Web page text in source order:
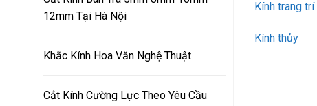
Kính trang
Kính thủy
12mm Tại Hà Nội
Khắc Kính Hoa Văn Nghệ Thuật
Cắt Kính Cường Lực Theo Yêu Cầu